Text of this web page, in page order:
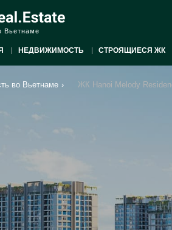
Вьетнаме
НЕДВИЖИМОСТЬ СТРОЯЩИЕСЯ ЖК
во Вьетнаме › ЖК Hanoi Melody